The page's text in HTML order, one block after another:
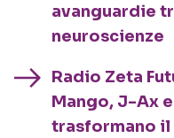
avanguardie
neuroscienze
Radio Zeta
Mango, J-Ax
trasformano